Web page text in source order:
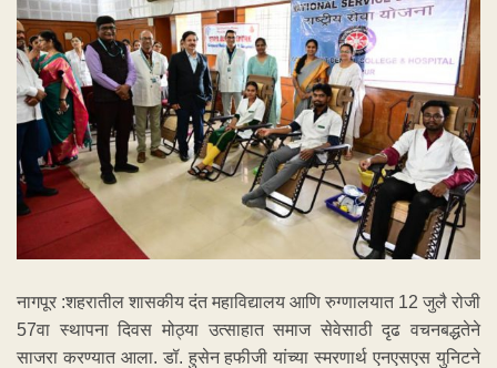
नागपूर :शहरातील शासकीय दंत महाविद्यालय आणि रुग्णालयात 12 जुलै रोजी
57वा स्थापना दिवस मोठ्या उत्साहात समाज सेवेसाठी दृढ वचनबद्धतेने
साजरा करण्यात आला. डॉ. हुसेन हफीजी यांच्या स्मरणार्थ एनएसएस युनिटने